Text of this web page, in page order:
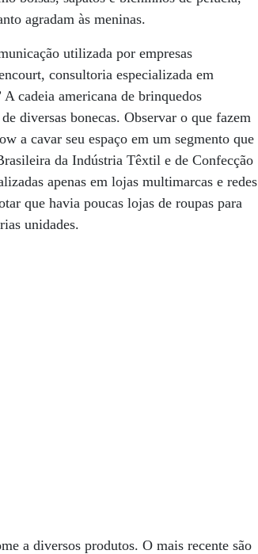
agradam às meninas.
utilizada por empresas
consultoria especializada em
cadeia americana de brinquedos
diversas bonecas. Observar o que fazem
a cavar seu espaço em um segmento que
da Indústria Têxtil e de Confecção
apenas em lojas multimarcas e redes
que havia poucas lojas de roupas para
unidades.
a diversos produtos. O mais recente são